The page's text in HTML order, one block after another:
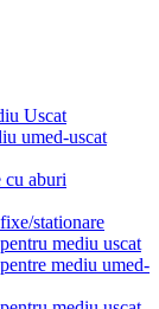
Uscat
umed-uscat
cu aburi
stationare
mediu uscat
mediu umed-